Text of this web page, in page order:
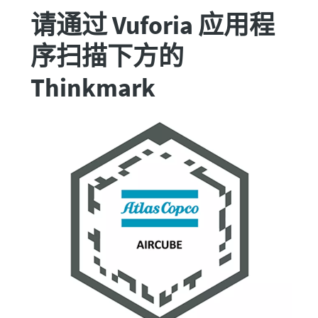
请通过 Vuforia 应用程
序扫描下方的
Thinkmark